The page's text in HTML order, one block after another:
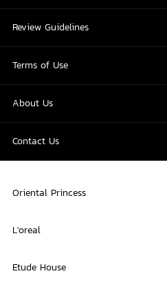
Review Guidelines
Terms of Use
About Us
Contact Us
Oriental Princess
L'oreal
Etude House